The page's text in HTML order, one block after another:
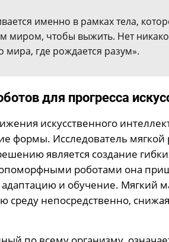
именно в рамках тела,
миром, чтобы выжить. Нет
мира, где рождается разум».
для прогресса
искусственного
формы. Исследователь мягкой
является создание
роботами она
и обучение. Мягкий
среду непосредственно,